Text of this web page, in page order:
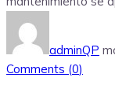
adminQP
Comments (0)